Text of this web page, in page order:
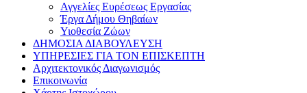
Αγγελίες Ευρέσεως Εργασίας
Έργα Δήμου Θηβαίων
Υιοθεσία Ζώων
ΔΗΜΟΣΙΑ ΔΙΑΒΟΥΛΕΥΣΗ
ΥΠΗΡΕΣΙΕΣ ΓΙΑ ΤΟΝ ΕΠΙΣΚΕΠΤΗ
Αρχιτεκτονικός Διαγωνισμός
Επικοινωνία